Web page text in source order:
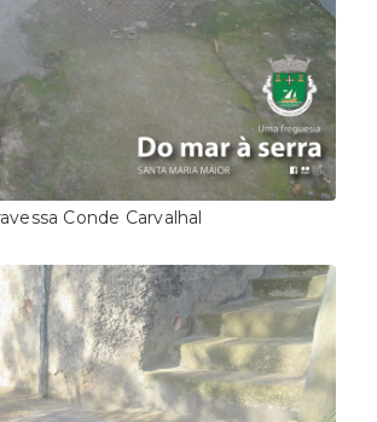
Conde Carvalhal